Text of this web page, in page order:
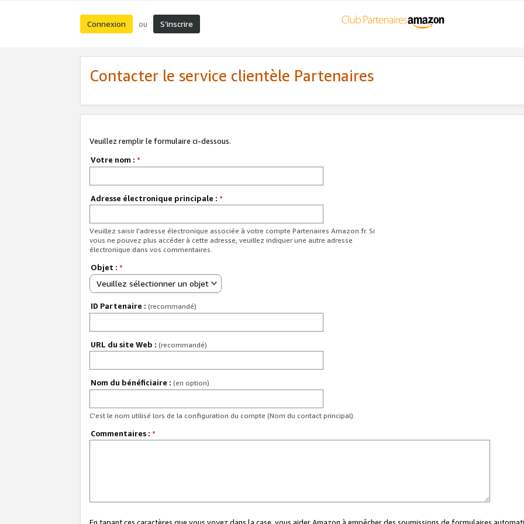
Connexion ou S’inscrire
Contacter le service clientèle Partenaires
Veuillez remplir le formulaire ci-dessous.
Votre nom : *
Adresse électronique principale : *
Veuillez saisir l'adresse électronique associée à votre compte Partenaires Amazon.fr. Si
vous ne pouvez plus accéder à cette adresse, veuillez indiquer une autre adresse
électronique dans vos commentaires.
Objet : *
Veuillez sélectionner un objet
ID Partenaire : (recommandé)
URL du site Web : (recommandé)
Nom du bénéficiaire : (en option)
C'est le nom utilisé lors de la configuration du compte (Nom du contact principal).
Commentaires : *